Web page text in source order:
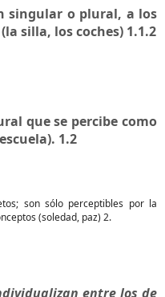
singular o plural, a los
silla, los coches) 1.1.2
que se percibe como
1.2
son sólo perceptibles por la
(soledad, paz) 2.
entre los de